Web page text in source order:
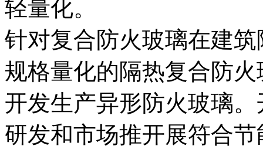
轻量化。
针对复合防火玻璃在建
规格量化的隔热复合防
开发生产异形防火玻璃
研发和市场推开展符合